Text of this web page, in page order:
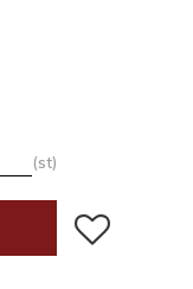
st
Lägg till i